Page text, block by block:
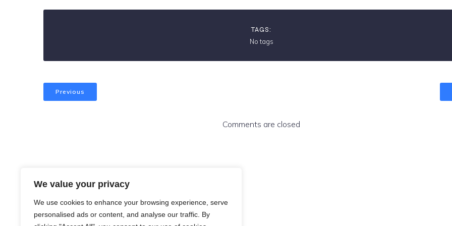
We value your privacy
We use cookies to enhance your browsing experience, serve
personalised ads or content, and analyse our traffic. By
TAGS:
No tags
Previous
Comments are closed